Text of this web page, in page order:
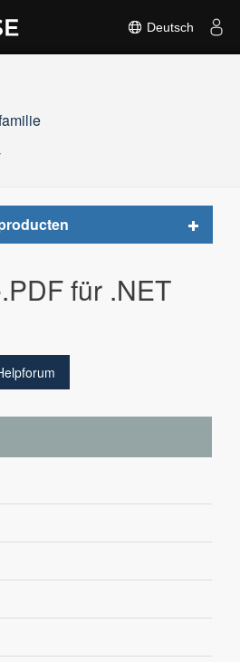
Deutsch
Toggle
für .NET